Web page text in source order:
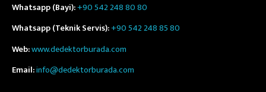
Whatsapp (Bayi):+90 542 248 80 80
Whatsapp (Teknik Servis):+90 542 248 85 80
Web:www.dedektorburada.com
Email:info@dedektorburada.com